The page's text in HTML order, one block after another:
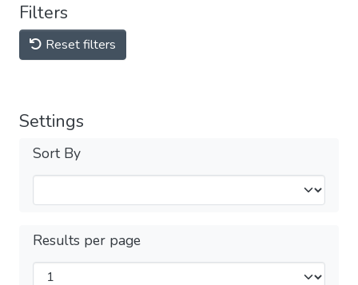
Filters
Reset filters
Settings
Sort By
Results per page